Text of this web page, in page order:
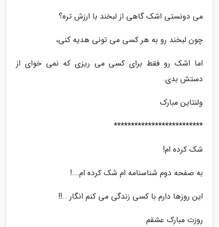
می دونستی اشک گاهی از لبخند با ارزش تره؟
چون لبخند رو به هر کسی می تونی هدیه کنی،
اما اشک رو فقط برای کسی می ریزی که نمی خوای از
دستش بدی.
ولنتاین مبارک
**************************
شک کرده ام!
به صفحه دوم شناسنامه ام شک کرده ام….!
این روزها دارم با کسی زندگی می کنم انگار ..!!
روزت مبارک عشقم